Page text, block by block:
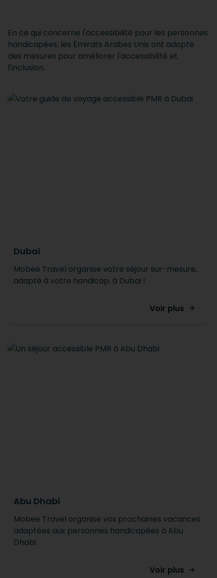
En ce qui concerne l'accessibilité pour les personnes
handicapées, les Émirats Arabes Unis ont adopté
des mesures pour améliorer l'accessibilité et
l'inclusion.
Dubai
Mobee Travel organise votre séjour sur-mesure,
adapté à votre handicap, à Dubai !
Voir plus
Abu Dhabi
Mobee Travel organise vos prochaines vacances
adaptées aux personnes handicapées à Abu
Dhabi.
Voir plus